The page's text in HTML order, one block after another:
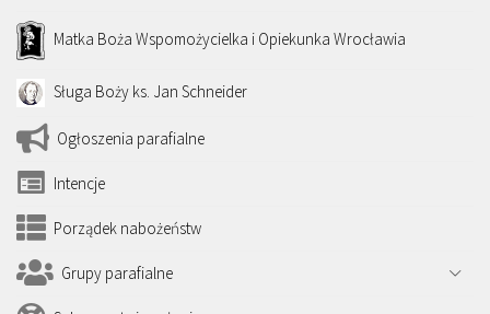
Matka Boża Wspomożycielka i Opiekunka Wrocławia
Sługa Boży ks. Jan Schneider
Ogłoszenia parafialne
Intencje
Porządek nabożeństw
Grupy parafialne